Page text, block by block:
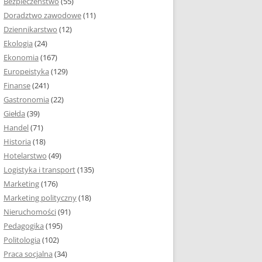
I ROZMIAR PRACY
DYPLOMOWEJ –
NUMEROWANIE
I
AKAPITU W PRACY
DYPLOMOWEJ
W PRACY
DYPLOMOWEJ
Doradztwo zawodowe(11)
Dziennikarstwo (12)
Ekologia (24)
Ekonomia (167)
Europeistyka (129)
Finanse(241)
Gastronomia (22)
Giełda (39)
Handel(71)
Historia (18)
Hotelarstwo (49)
Logistyka i transport(135)
Marketing(176)
Marketing polityczny(18)
Nieruchomości(91)
Pedagogika (195)
Politologia (102)
Praca socjalna (34)